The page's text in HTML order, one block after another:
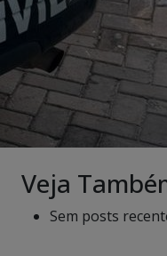
Veja
Sem posts